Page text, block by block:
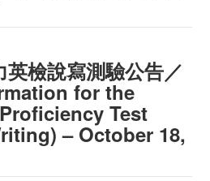
英檢說寫測驗公告／
for the
Test
– October 18,